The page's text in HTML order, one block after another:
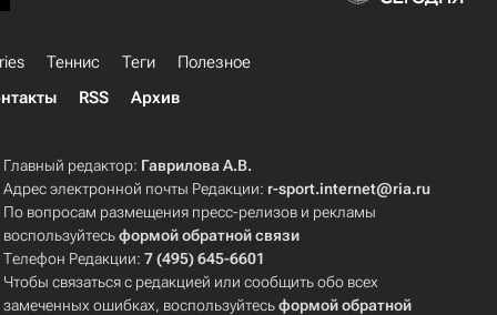
Теннис Теги
Полезное
RSS Архив
Главный редактор: Гаврилова А.В.
Адрес электронной почты Редакции: r-sport.internet@ria.ru
По вопросам размещения пресс-релизов и рекламы
воспользуйтесьформой обратной связи
Телефон Редакции:7 (495) 645-6601
Чтобы связаться с редакцией или сообщить обо всех
замеченных ошибках, воспользуйтесьформой обратной